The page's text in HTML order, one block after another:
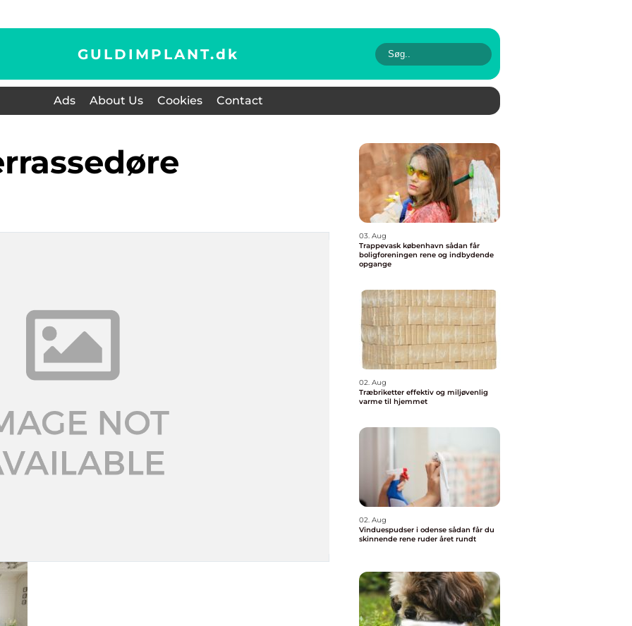
GULDIMPLANT.dk
Ads About Us Cookies Contact
03. Aug
Trappevask københavn sådan får
boligforeningen rene og indbydende
opgange
02. Aug
Træbriketter effektiv og miljøvenlig
varme til hjemmet
02. Aug
Vinduespudser i odense sådan får du
skinnende rene ruder året rundt